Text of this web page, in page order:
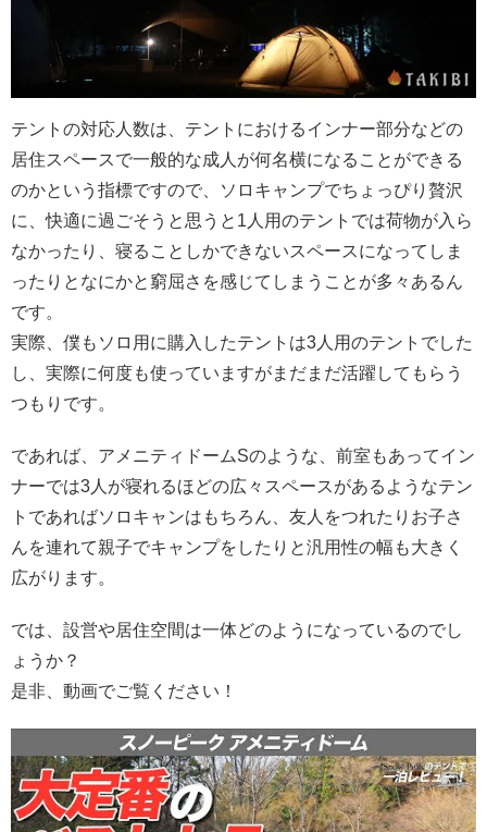
テントの対応人数は、テントにおけるインナー部分などの
居住スペースで一般的な成人が何名横になることができる
のかという指標ですので、ソロキャンプでちょっぴり贅沢
に、快適に過ごそうと思うと1人用のテントでは荷物が入ら
なかったり、寝ることしかできないスペースになってしま
ったりとなにかと窮屈さを感じてしまうことが多々あるん
です。
実際、僕もソロ用に購入したテントは3人用のテントでした
し、実際に何度も使っていますがまだまだ活躍してもらう
つもりです。
であれば、アメニティドームSのような、前室もあってイン
ナーでは3人が寝れるほどの広々スペースがあるようなテン
トであればソロキャンはもちろん、友人をつれたりお子さ
んを連れて親子でキャンプをしたりと汎用性の幅も大きく
広がります。
では、設営や居住空間は一体どのようになっているのでし
ょうか？
是非、動画でご覧ください！